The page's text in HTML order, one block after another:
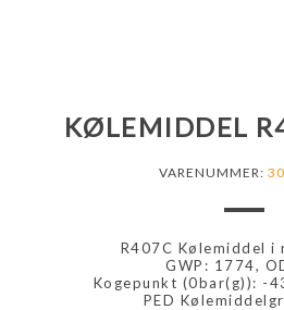
KØLEMIDDEL
VARENUMMER:
R407C Kølemiddel i
GWP: 1774,
Kogepunkt (0bar(g)): -
PED